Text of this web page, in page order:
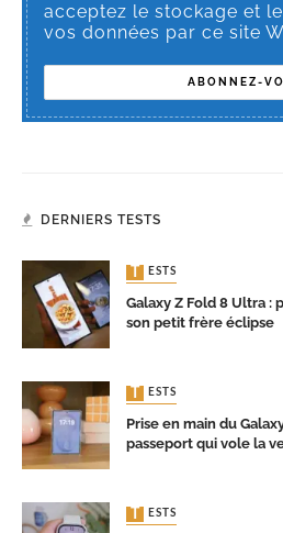
acceptez le stockage et
vos données par ce site
DERNIERS TESTS
TESTS
Galaxy Z Fold 8 Ultra :
son petit frère éclipse
TESTS
Prise en main du
passeport qui vole la
TESTS